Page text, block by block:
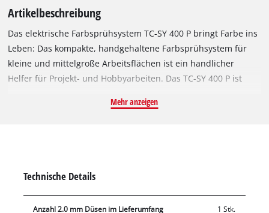
Artikelbeschreibung
Das elektrische Farbsprühsystem TC-SY 400 P bringt Farbe ins
Leben: Das kompakte, handgehaltene Farbsprühsystem für
kleine und mittelgroße Arbeitsflächen ist ein handlicher
Helfer für Projekt- und Hobbyarbeiten. Das TC-SY 400 P ist
dünne Schicht Schutzlack, eine kräftige Schicht Lasur oder zu
Flexibilität bei allen Arbeiten. Für eine gründliche Reinigung
ist im Lieferumfang eine Reinigungsnadel zum Säubern der
Mehr anzeigen
Technische Details
Anzahl 2.0 mm Düsen im Lieferumfang 1 Stk.